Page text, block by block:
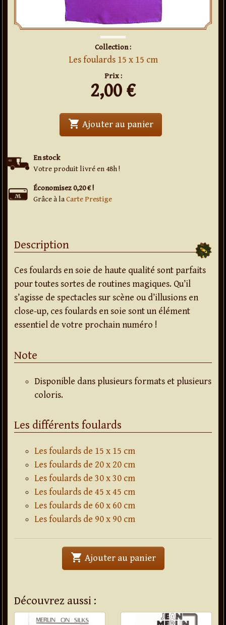
Collection :
Les foulards 15 x 15 cm
Prix :
2,00 €
En stock
Votre produit livré en 48h !
Économisez 0,20 € !
Grâce à laCarte Prestige
shopping_cart Ajouter au panier' . Foulard en
Description
Ces foulards en soie de haute qualité sont parfaits
pour toutes sortes de routines magiques. Qu’il
s’agisse de spectacles sur scène ou d’illusions en
close-up, ces foulards en soie sont un élément
essentiel de votre prochain numéro !
Note
Disponible dans plusieurs formats et plusieurs
coloris.
Les différents foulards
Les foulards de 15 x 15 cm
Les foulards de 20 x 20 cm
Les foulards de 30 x 30 cm
Les foulards de 45 x 45 cm
Les foulards de 60 x 60 cm
Les foulards de 90 x 90 cm
shopping_cart Ajouter au panier' . Foulard en
Découvrez aussi :